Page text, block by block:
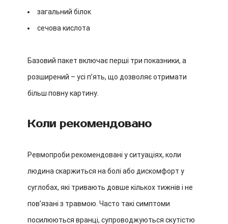
загальний білок
сечова кислота
Базовий пакет включає перші три показники, а
розширений – усі пʼять, що дозволяє отримати
більш повну картину.
Коли рекомендовано
Ревмопроби рекомендовані у ситуаціях, коли
людина скаржиться на болі або дискомфорт у
суглобах, які тривають довше кількох тижнів і не
повʼязані з травмою. Часто такі симптоми
посилюються вранці, супроводжуються скутістю